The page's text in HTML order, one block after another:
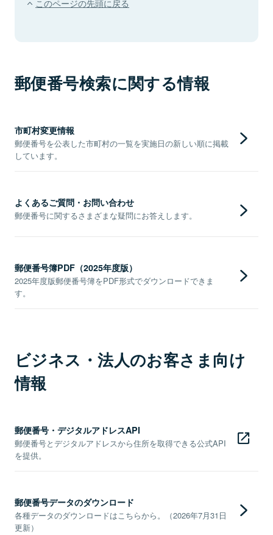
郵便番号検索に関する情報
市町村変更情報
郵便番号を公表した市町村の一覧を実施日の新しい順に掲載
しています。
よくあるご質問・お問い合わせ
郵便番号に関するさまざまな疑問にお答えします。
郵便番号簿PDF（2025年度版）
2025年度版郵便番号簿をPDF形式でダウンロードできま
す。
ビジネス・法人のお客さま向け
情報
郵便番号・デジタルアドレスAPI
郵便番号とデジタルアドレスから住所を取得できる公式API
を提供。
郵便番号データのダウンロード
各種データのダウンロードはこちらから。（2026年7月31日
更新）